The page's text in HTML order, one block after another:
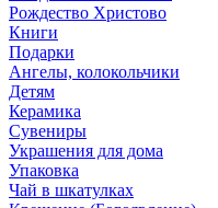
Рождество Христово
Книги
Подарки
Ангелы, колокольчики
Детям
Керамика
Сувениры
Украшения для дома
Упаковка
Чай в шкатулках